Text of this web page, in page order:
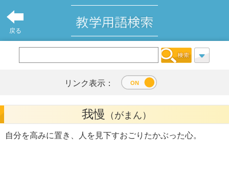
戻る
リンク表示：
我慢 （がまん）
自分を高みに置き、人を見下すおごりたかぶった心。